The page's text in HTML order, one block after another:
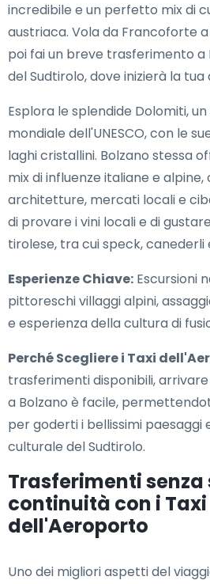
incredibile e un perfetto mix di
austriaca. Vola da Francoforte
poi fai un breve trasferimento a
del Sudtirolo, dove inizierà la
Esplora le splendide Dolomiti,
mondiale dell'UNESCO, con le
laghi cristallini. Bolzano stessa
mix di influenze italiane e alpine,
architetture, mercati locali e
di provare i vini locali e di
tirolese, tra cui speck, canederli
Esperienze Chiave: Escursioni
pittoreschi villaggi alpini,
e esperienza della cultura di
Perché Scegliere i Taxi
trasferimenti disponibili,
a Bolzano è facile,
per goderti i bellissimi paesaggi
culturale del Sudtirolo.
Trasferimenti senza
continuità con i Taxi
dell'Aeroporto
Uno dei migliori aspetti del